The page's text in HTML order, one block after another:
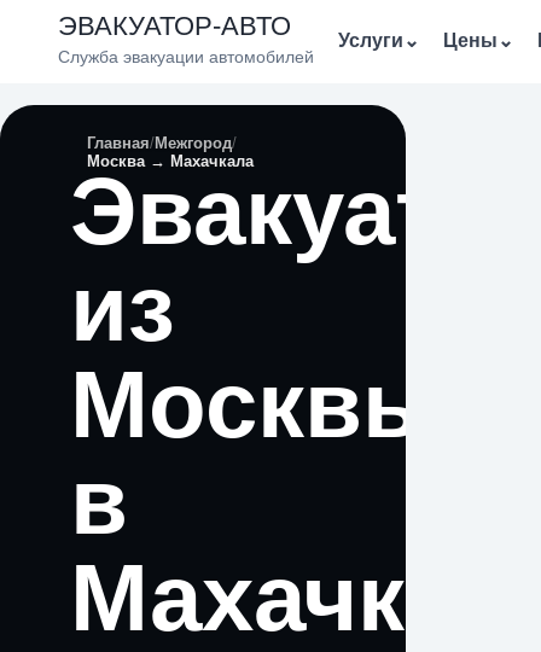
ЭВАКУАТОР-АВТО
Служба эвакуации автомобилей
Услуги ⌄ Цены ⌄
Главная Межгород
Москва → Махачкала
из
Москвы
в